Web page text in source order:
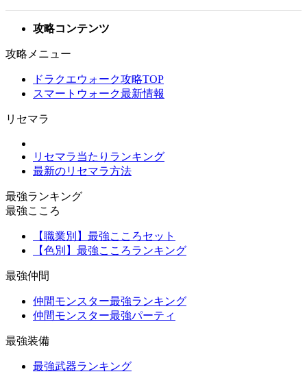
攻略コンテンツ
攻略メニュー
ドラクエウォーク攻略TOP
スマートウォーク最新情報
リセマラ
リセマラ当たりランキング
最新のリセマラ方法
最強ランキング
最強こころ
【職業別】最強こころセット
【色別】最強こころランキング
最強仲間
仲間モンスター最強ランキング
仲間モンスター最強パーティ
最強装備
最強武器ランキング